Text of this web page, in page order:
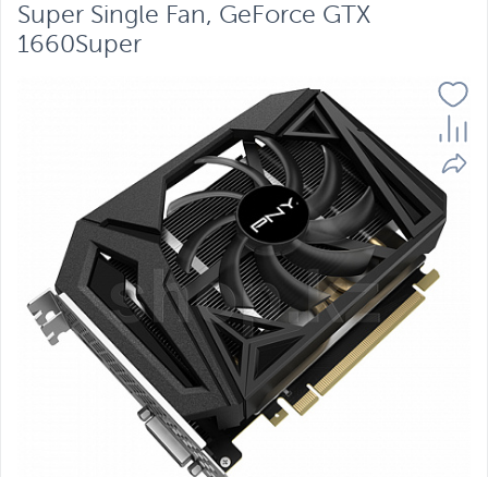
Super Single Fan, GeForce GTX
1660Super